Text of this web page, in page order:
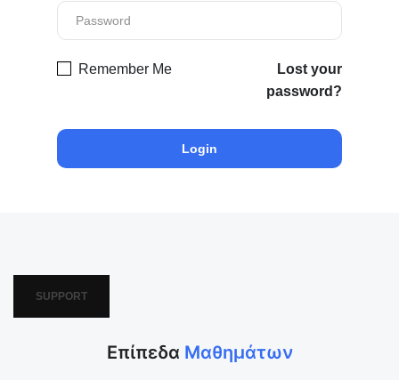
Lost your
password?
Remember Me
SUPPORT
Επίπεδα Μαθημάτων